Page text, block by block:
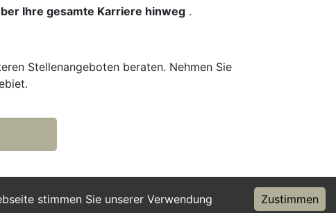
stimmen Sie unserer Verwendung
Zustimmen
Ihre gesamte Karriere hinweg .
Stellenangeboten beraten. Nehmen Sie